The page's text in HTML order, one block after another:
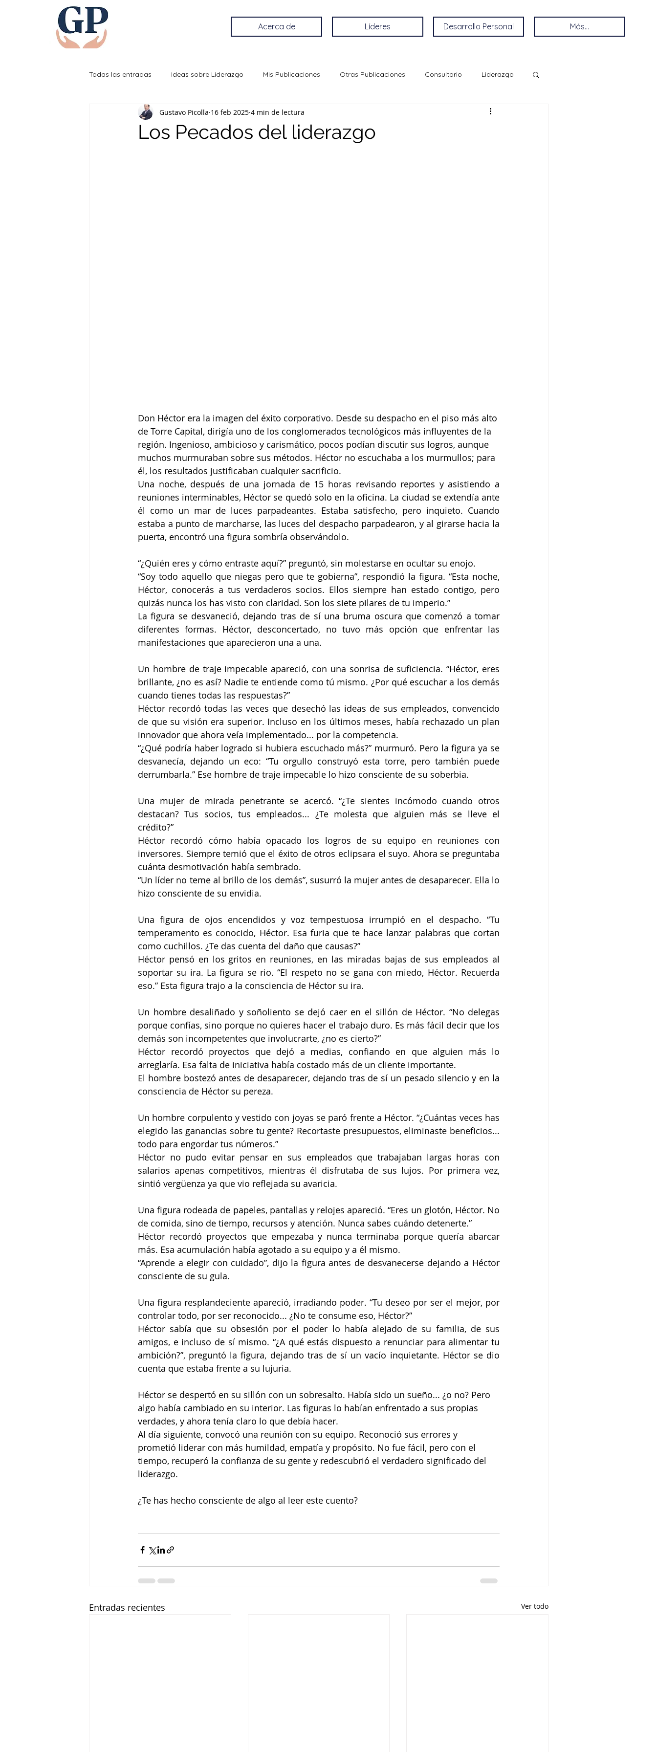
Acerca de Líderes Desarrollo Personal Más...
Todas las entradas Ideas sobre Liderazgo Mis Publicaciones Otras Publicaciones Consultorio Liderazgo
Efectividad Personal
Los Pecados del liderazgo
Gustavo Picolla 16 feb 2025 4 min de lectura
Don Héctor era la imagen del éxito corporativo. Desde su despacho en el piso más alto
de Torre Capital, dirigía uno de los conglomerados tecnológicos más influyentes de la
región. Ingenioso, ambicioso y carismático, pocos podían discutir sus logros, aunque
muchos murmuraban sobre sus métodos. Héctor no escuchaba a los murmullos; para
él, los resultados justificaban cualquier sacrificio.
Una noche, después de una jornada de 15 horas revisando reportes y asistiendo a
reuniones interminables, Héctor se quedó solo en la oficina. La ciudad se extendía ante
él como un mar de luces parpadeantes. Estaba satisfecho, pero inquieto. Cuando
estaba a punto de marcharse, las luces del despacho parpadearon, y al girarse hacia la
puerta, encontró una figura sombría observándolo.
“¿Quién eres y cómo entraste aquí?” preguntó, sin molestarse en ocultar su enojo.
“Soy todo aquello que niegas pero que te gobierna”, respondió la figura. “Esta noche,
Héctor, conocerás a tus verdaderos socios. Ellos siempre han estado contigo, pero
quizás nunca los has visto con claridad. Son los siete pilares de tu imperio.”
La figura se desvaneció, dejando tras de sí una bruma oscura que comenzó a tomar
diferentes formas. Héctor, desconcertado, no tuvo más opción que enfrentar las
manifestaciones que aparecieron una a una.
Un hombre de traje impecable apareció, con una sonrisa de suficiencia. “Héctor, eres
brillante, ¿no es así? Nadie te entiende como tú mismo. ¿Por qué escuchar a los demás
cuando tienes todas las respuestas?”
Héctor recordó todas las veces que desechó las ideas de sus empleados, convencido
de que su visión era superior. Incluso en los últimos meses, había rechazado un plan
innovador que ahora veía implementado... por la competencia.
“¿Qué podría haber logrado si hubiera escuchado más?” murmuró. Pero la figura ya se
desvanecía, dejando un eco: “Tu orgullo construyó esta torre, pero también puede
derrumbarla.” Ese hombre de traje impecable lo hizo consciente de su soberbia.
Una mujer de mirada penetrante se acercó. “¿Te sientes incómodo cuando otros
destacan? Tus socios, tus empleados... ¿Te molesta que alguien más se lleve el
crédito?”
Héctor recordó cómo había opacado los logros de su equipo en reuniones con
inversores. Siempre temió que el éxito de otros eclipsara el suyo. Ahora se preguntaba
cuánta desmotivación había sembrado.
“Un líder no teme al brillo de los demás”, susurró la mujer antes de desaparecer. Ella lo
hizo consciente de su envidia.
Una figura de ojos encendidos y voz tempestuosa irrumpió en el despacho. “Tu
temperamento es conocido, Héctor. Esa furia que te hace lanzar palabras que cortan
como cuchillos. ¿Te das cuenta del daño que causas?”
Héctor pensó en los gritos en reuniones, en las miradas bajas de sus empleados al
soportar su ira. La figura se rio. “El respeto no se gana con miedo, Héctor. Recuerda
eso.” Esta figura trajo a la consciencia de Héctor su ira.
Un hombre desaliñado y soñoliento se dejó caer en el sillón de Héctor. “No delegas
porque confías, sino porque no quieres hacer el trabajo duro. Es más fácil decir que los
demás son incompetentes que involucrarte, ¿no es cierto?”
Héctor recordó proyectos que dejó a medias, confiando en que alguien más lo
arreglaría. Esa falta de iniciativa había costado más de un cliente importante.
El hombre bostezó antes de desaparecer, dejando tras de sí un pesado silencio y en la
consciencia de Héctor su pereza.
Un hombre corpulento y vestido con joyas se paró frente a Héctor. “¿Cuántas veces has
elegido las ganancias sobre tu gente? Recortaste presupuestos, eliminaste beneficios...
todo para engordar tus números.”
Héctor no pudo evitar pensar en sus empleados que trabajaban largas horas con
salarios apenas competitivos, mientras él disfrutaba de sus lujos. Por primera vez,
sintió vergüenza ya que vio reflejada su avaricia.
Una figura rodeada de papeles, pantallas y relojes apareció. “Eres un glotón, Héctor. No
de comida, sino de tiempo, recursos y atención. Nunca sabes cuándo detenerte.”
Héctor recordó proyectos que empezaba y nunca terminaba porque quería abarcar
más. Esa acumulación había agotado a su equipo y a él mismo.
“Aprende a elegir con cuidado”, dijo la figura antes de desvanecerse dejando a Héctor
consciente de su gula.
Una figura resplandeciente apareció, irradiando poder. “Tu deseo por ser el mejor, por
controlar todo, por ser reconocido... ¿No te consume eso, Héctor?”
Héctor sabía que su obsesión por el poder lo había alejado de su familia, de sus
amigos, e incluso de sí mismo. “¿A qué estás dispuesto a renunciar para alimentar tu
ambición?”, preguntó la figura, dejando tras de sí un vacío inquietante. Héctor se dio
cuenta que estaba frente a su lujuria.
Héctor se despertó en su sillón con un sobresalto. Había sido un sueño... ¿o no? Pero
algo había cambiado en su interior. Las figuras lo habían enfrentado a sus propias
verdades, y ahora tenía claro lo que debía hacer.
Al día siguiente, convocó una reunión con su equipo. Reconoció sus errores y
prometió liderar con más humildad, empatía y propósito. No fue fácil, pero con el
tiempo, recuperó la confianza de su gente y redescubrió el verdadero significado del
liderazgo.
¿Te has hecho consciente de algo al leer este cuento?
Entradas recientes Ver todo